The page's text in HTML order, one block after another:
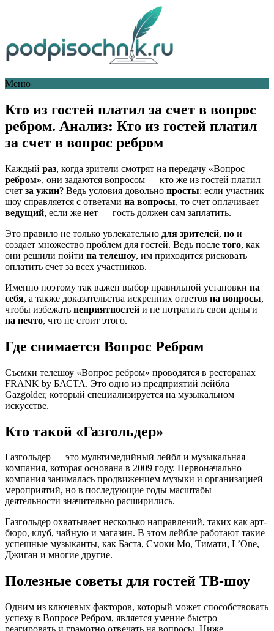
Меню
Кто из гостей платил за счет в вопрос
ребром. Анализ: Кто из гостей платил
за счет в вопрос ребром
Каждый раз, когда зрители смотрят на передачу «Вопрос
ребром», они задаются вопросом — кто же из гостей платил
счет за ужин? Ведь условия довольно просты: если участник
шоу справляется с ответами на вопросы, то счет оплачивает
ведущий, если же нет — гость должен сам заплатить.
Это правило не только увлекательно для зрителей, но и
создает множество проблем для гостей. Ведь после того, как
они решили пойти на телешоу, им приходится рисковать
оплатить счет за всех участников.
Именно поэтому так важен выбор правильной установки на
себя, а также доказательства искренних ответов на вопросы,
чтобы избежать неприятностей и не потратить свои деньги
на нечто, что не стоит этого.
Где снимается Вопрос Ребром
Съемки телешоу «Вопрос ребром» проводятся в ресторанах
FRANK by БАСТА. Это одно из предприятий лейбла
Gazgolder, который специализируется на музыкальном
искусстве.
Кто такой «Газгольдер»
Газгольдер — это мультимедийный лейбл и музыкальная
компания, которая основана в 2009 году. Первоначально
компания занималась продвижением музыки и организацией
мероприятий, но в последующие годы масштабы
деятельности значительно расширились.
Газгольдер охватывает несколько направлений, таких как арт-
бюро, клуб, чайную и магазин. В этом лейбле работают такие
успешные музыканты, как Баста, Смоки Мо, Тимати, L’One,
Джиган и многие другие.
Полезные советы для гостей ТВ-шоу
Одним из ключевых факторов, который может способствовать
успеху в Вопросе Ребром, является умение быстро